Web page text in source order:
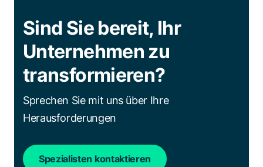
Sind Sie bereit, Ihr
Unternehmen zu
transformieren?
Sprechen Sie mit uns über Ihre
Herausforderungen
Spezialisten kontaktieren